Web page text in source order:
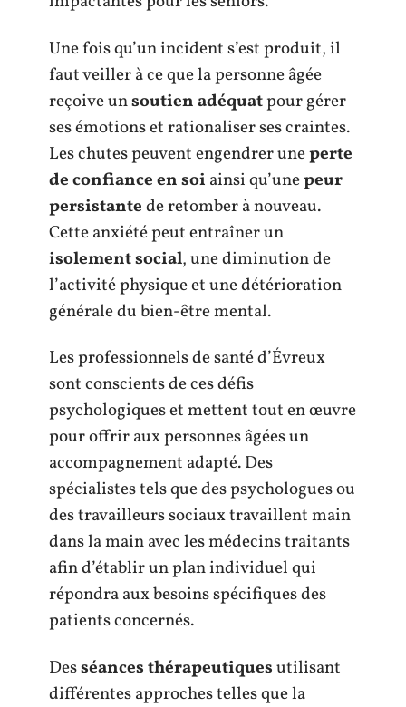
Une fois qu’un incident s’est produit, il
faut veiller à ce que la personne âgée
reçoive unsoutien adéquatpour gérer
ses émotions et rationaliser ses craintes.
Les chutes peuvent engendrer uneperte
de confiance en soi ainsi qu’unepeur
persistantede retomber à nouveau.
Cette anxiété peut entraîner un
isolement social, une diminution de
l’activité physique et une détérioration
générale du bien-être mental.
Les professionnels de santé d’Évreux
sont conscients de ces défis
psychologiques et mettent tout en œuvre
pour offrir aux personnes âgées un
accompagnement adapté. Des
spécialistes tels que des psychologues ou
des travailleurs sociaux travaillent main
dans la main avec les médecins traitants
afin d’établir un plan individuel qui
répondra aux besoins spécifiques des
patients concernés.
Desséances thérapeutiquesutilisant
différentes approches telles que la